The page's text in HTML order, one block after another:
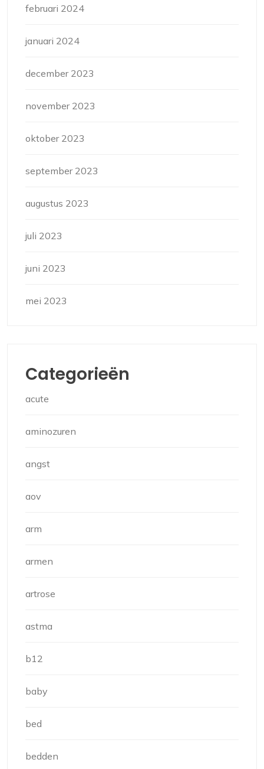
februari 2024
januari 2024
december 2023
november 2023
oktober 2023
september 2023
augustus 2023
juli 2023
juni 2023
mei 2023
Categorieën
acute
aminozuren
angst
aov
arm
armen
artrose
astma
b12
baby
bed
bedden